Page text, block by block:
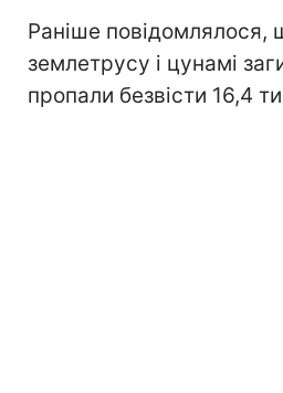
Раніше повідомлялося,
землетрусу і цунамі
пропали безвісти 16,4